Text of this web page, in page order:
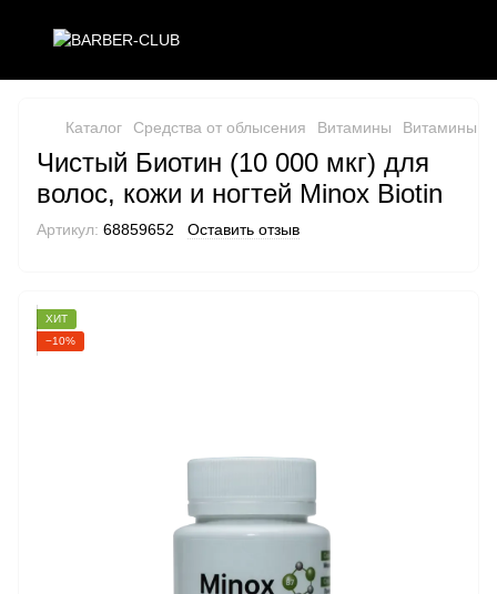
Каталог Средства от облысения Витамины Витамины
Чистый Биотин (10 000 мкг) для
волос, кожи и ногтей Minox Biotin
Артикул: 68859652 Оставить отзыв
ХИТ
−10%